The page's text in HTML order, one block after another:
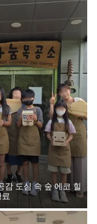
감 도심 속 숲 에코 힐
료